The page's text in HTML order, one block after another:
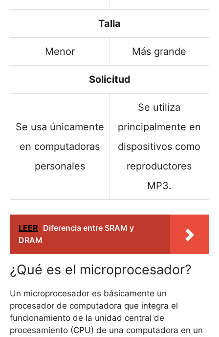
Talla
Menor Más grande
Solicitud
Se usa únicamente
en computadoras
personales
Se utiliza
principalmente en
dispositivos como
reproductores
MP3.
LEER Diferencia entre SRAM y
DRAM
¿Qué es el microprocesador?
Un microprocesador es básicamente un
procesador de computadora que integra el
funcionamiento de la unidad central de
procesamiento (CPU) de una computadora en un